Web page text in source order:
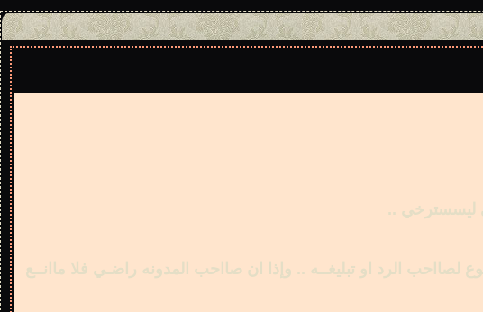
ليسسترخي ..
لصااحب الرد او تبليغــه .. وإذا ان صااحب المدونه راضـي فلا ماانــع